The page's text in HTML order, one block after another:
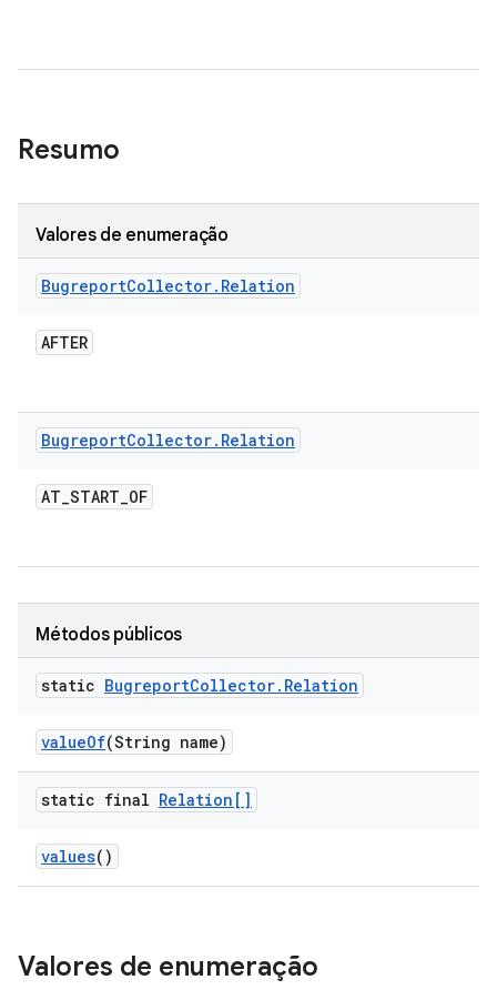
Resumo
Valores de enumeração
BugreportCollector. Relation
AFTER
BugreportCollector. Relation
AT_START_OF
Métodos públicos
static BugreportCollector. Relation
valueOf(String name)
static final Relation[]
values()
Valores de enumeração